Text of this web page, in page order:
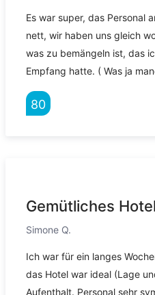
Es war super, das Personal
nett, wir haben uns gleich
was zu bemängeln ist, das
Empfang hatte. ( Was ja
80
Gemütliches
Simone Q.
Ich war für ein langes
das Hotel war ideal (Lage
Aufenthalt. Personal sehr